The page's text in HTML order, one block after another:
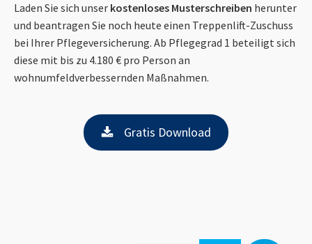
Laden Sie sich unser kostenloses Musterschreiben herunter
und beantragen Sie noch heute einen Treppenlift-Zuschuss
bei Ihrer Pflegeversicherung. Ab Pflegegrad 1 beteiligt sich
diese mit bis zu 4.180 € pro Person an
wohnumfeldverbessernden Maßnahmen.
Gratis Download